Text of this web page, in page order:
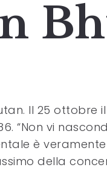
Il 25 ottobre
“Non vi
è
della